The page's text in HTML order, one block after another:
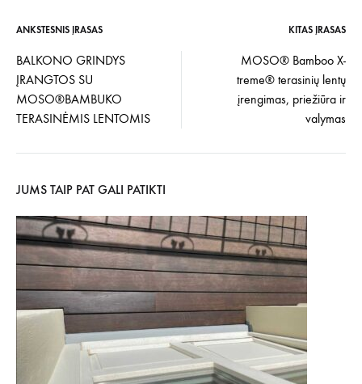
Įrašo
navigacija
ANKSTESNIS ĮRAŠAS KITAS ĮRAŠAS
BALKONO GRINDYS
ĮRANGTOS SU
MOSO®BAMBUKO
TERASINĖMIS LENTOMIS
MOSO® Bamboo X-
treme® terasinių lentų
įrengimas, priežiūra ir
valymas
JUMS TAIP PAT GALI PATIKTI